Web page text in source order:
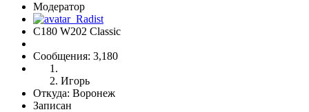
Модератор
C180 W202 Classic
Сообщения: 3,180
Игорь
Откуда: Воронеж
Записан